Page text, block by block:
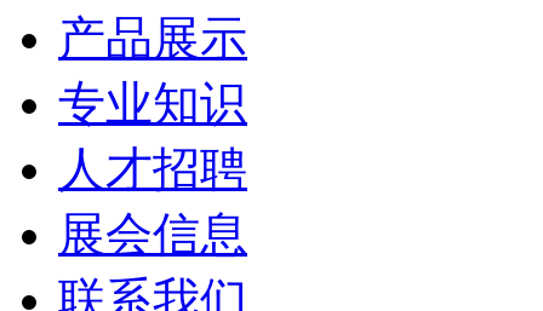
产品展示
专业知识
人才招聘
展会信息
联系我们